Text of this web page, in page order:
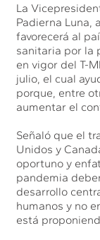
La
Padierna Luna,
favorecerá al
sanitaria por la
en vigor del T-
julio, el cual
porque, entre
aumentar el
Señaló que el
Unidos y
oportuno y
pandemia
desarrollo
humanos y no
está